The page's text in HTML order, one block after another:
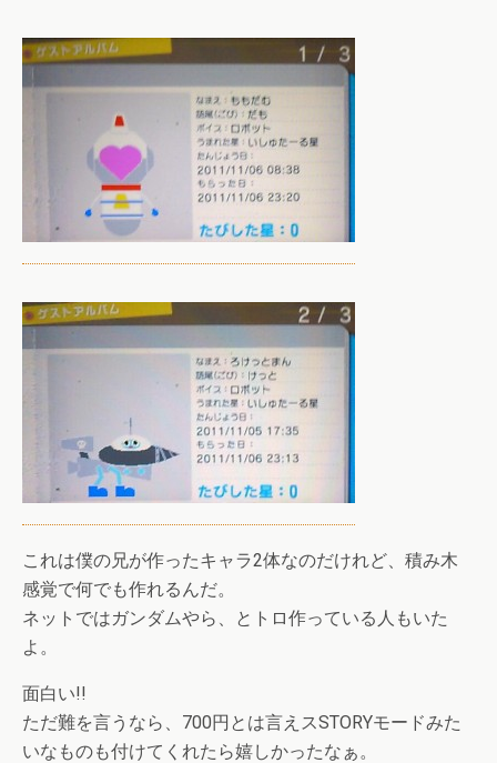
これは僕の兄が作ったキャラ2体なのだけれど、積み木
感覚で何でも作れるんだ。
ネットではガンダムやら、とトロ作っている人もいた
よ。
面白い!!
ただ難を言うなら、700円とは言えスSTORYモードみた
いなものも付けてくれたら嬉しかったなぁ。